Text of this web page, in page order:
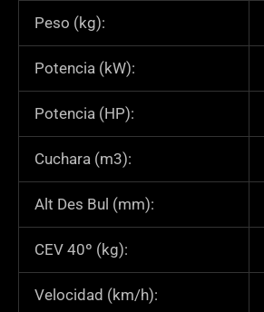
ó
*
Peso (kg):
Potencia (kW):
Potencia (HP):
Cuchara (m3):
Alt Des Bul (mm):
CEV 40º (kg):
Velocidad (km/h):